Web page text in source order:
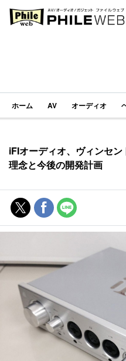
PHILE WEB｜AV/オーディ
ホーム AV オーディオ
iFIオーディオ、ヴィンセ
理念と今後の開発計画